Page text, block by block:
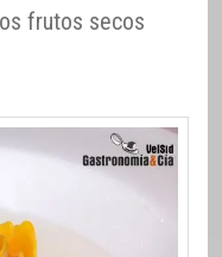
frutos secos